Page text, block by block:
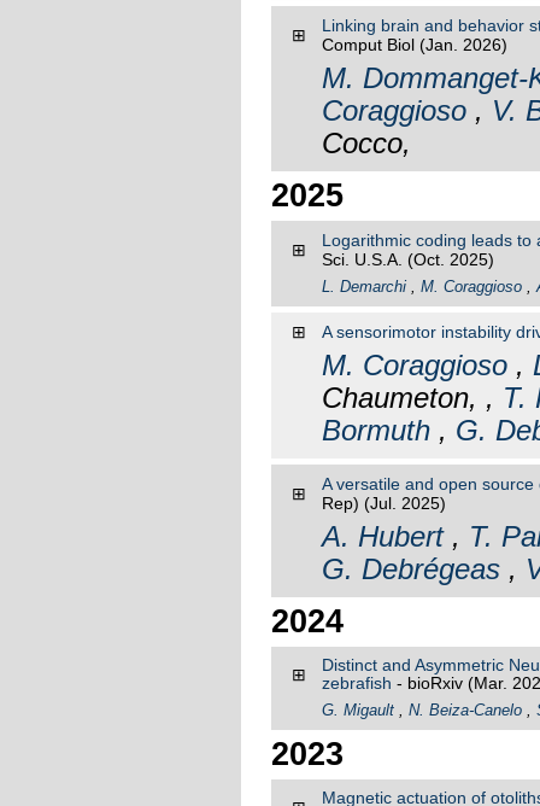
⊞
Linking brain and behavior
Comput Biol (Jan. 2026)
M. Dommanget-
Coraggioso , V.
Cocco,
2025
⊞
Logarithmic coding leads
Sci. U.S.A. (Oct. 2025)
L. Demarchi M. Coraggioso
⊞ A sensorimotor instability
M. Coraggioso ,
Chaumeton, , T.
Bormuth , G.
⊞
A versatile and open
Rep) (Jul. 2025)
A. Hubert, T.
G. Debrégeas ,
2024
⊞
Distinct and Asymmetric
zebrafish - bioRxiv (Mar.
G. Migault N. Beiza-Canelo
2023
Magnetic actuation of